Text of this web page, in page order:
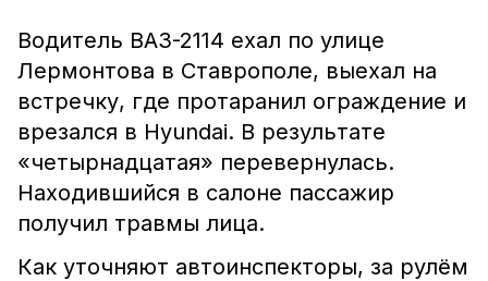
Водитель ВАЗ-2114 ехал по улице
Лермонтова в Ставрополе, выехал на
встречку, где протаранил ограждение и
врезался в Hyundai. В результате
«четырнадцатая» перевернулась.
Находившийся в салоне пассажир
получил травмы лица.
Как уточняют автоинспекторы, за рулём